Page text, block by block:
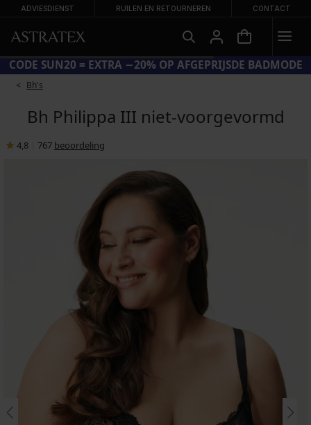
ADVIESDIENST RUILEN EN RETOURNEREN CONTACT
CODE SUN20 = EXTRA −20% OP AFGEPRIJSDE BADMODE
Bh's
Bh Philippa III niet-voorgevormd
4,8 767 beoordeling